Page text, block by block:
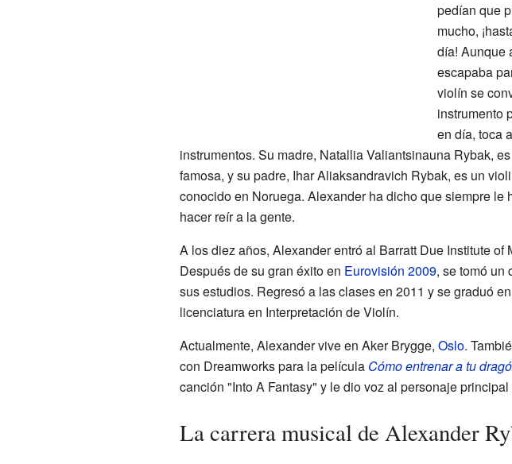
pedían que
mucho,
día! Aunque
escapaba
violín se
instrumento
en día, toca
instrumentos. Su madre, Natallia Valiantsinauna Rybak,
famosa, y su padre, Ihar Aliaksandravich Rybak, es un
conocido en Noruega. Alexander ha dicho que siempre le
hacer reír a la gente.
A los diez años, Alexander entró al Barratt Due Institute of
Después de su gran éxito en Eurovisión 2009, se tomó un
sus estudios. Regresó a las clases en 2011 y se graduó
licenciatura en Interpretación de Violín.
Actualmente, Alexander vive en Aker Brygge, Oslo.
con Dreamworks para la película Cómo entrenar a tu
canción "Into A Fantasy" y le dio voz al personaje
La carrera musical de Alexander